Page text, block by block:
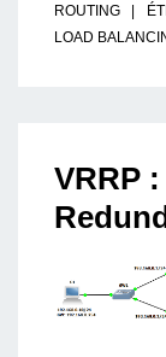
ROUTING
LOAD
VRRP